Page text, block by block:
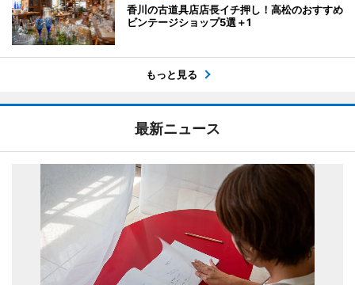
香川の古道具店店長イチ押し！高松のおすすめ
ビンテージショップ5選＋1
もっと見る
最新ニュース